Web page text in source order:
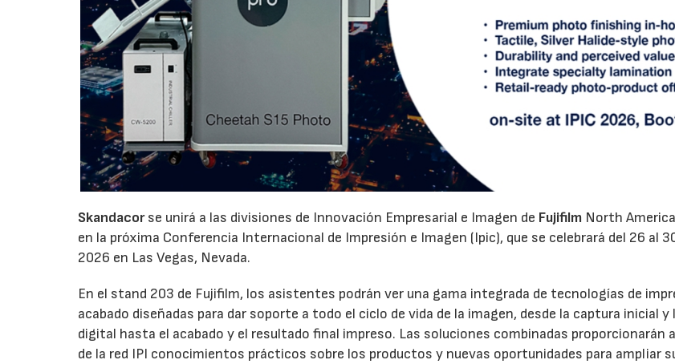
Skandacorse unirá a las divisiones de Innovación Empresarial e Imagen de Fujifilm North
en la próxima Conferencia Internacional de Impresión e Imagen (Ipic), que se celebrará del 26 al
2026 en Las Vegas, Nevada.
En el stand 203 de Fujifilm, los asistentes podrán ver una gama integrada de tecnologías de
acabado diseñadas para dar soporte a todo el ciclo de vida de la imagen, desde la captura inicial y
digital hasta el acabado y el resultado final impreso. Las soluciones combinadas proporcionarán
de la red IPI conocimientos prácticos sobre los productos y nuevas oportunidades para ampliar